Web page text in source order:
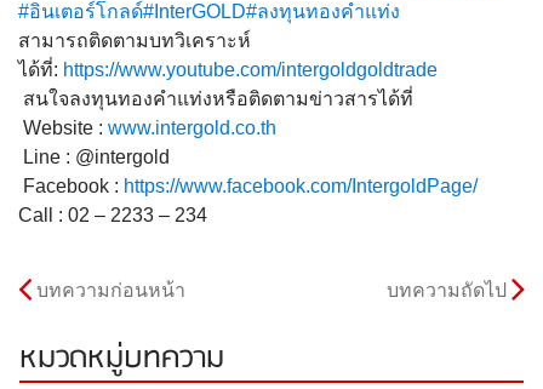
#อินเตอร์โกลด์#InterGOLD#ลงทุนทองคำแท่ง
สามารถติดตามบทวิเคราะห์
ได้ที่: https://www.youtube.com/intergoldgoldtrade
สนใจลงทุนทองคำแท่งหรือติดตามข่าวสารได้ที่
Website : www.intergold.co.th
Line : @intergold
Facebook : https://www.facebook.com/IntergoldPage/
Call : 02 – 2233 – 234
บทความก่อนหน้า บทความถัดไป
หมวดหมู่บทความ